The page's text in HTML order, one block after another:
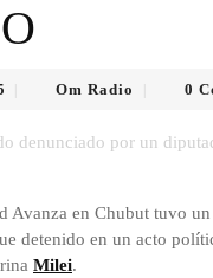
julio
Om Radio 0
denunciado por un
Avanza en Chubut tuvo
detenido en un acto
Milei.